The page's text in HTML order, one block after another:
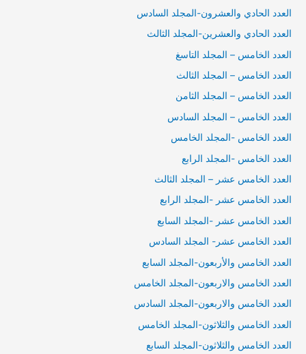
العدد الحادي والعشرون-المجلد السادس
العدد الحادي والعشرين-المجلد الثالث
العدد الخامس – المجلد التاسغ
العدد الخامس – المجلد الثالث
العدد الخامس – المجلد الثامن
العدد الخامس – المجلد السادس
العدد الخامس -المجلد الخامس
العدد الخامس -المجلد الرابع
العدد الخامس عشر – المجلد الثالث
العدد الخامس عشر -المجلد الرابع
العدد الخامس عشر -المجلد السابع
العدد الخامس عشر- المجلد السادس
العدد الخامس والأربعون-المجلد السابع
العدد الخامس والاربعون-المجلد الخامس
العدد الخامس والاربعون-المجلد السادس
العدد الخامس والثلاثون-المجلد الخامس
العدد الخامس والثلاثون-المجلد السابع